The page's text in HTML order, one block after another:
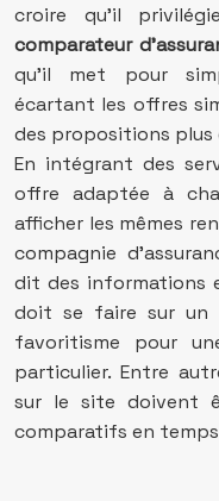
croire qu’il
comparateur
qu’il met pour
écartant les offres
des propositions plus
En intégrant des
offre adaptée à
afficher les mêmes
compagnie
dit des informations
doit se faire sur un
favoritisme pour
particulier. Entre
sur le site doivent
comparatifs en